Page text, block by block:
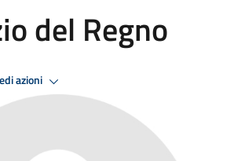
del Regno
azioni